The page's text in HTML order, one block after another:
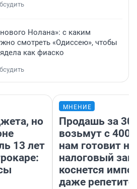
Нолана»: с каким
смотреть «Одиссею», чтобы
как фиаско
но
13 лет
МНЕНИЕ
Продашь за
возьмут с
нам готовит
налоговый
коснется
даже